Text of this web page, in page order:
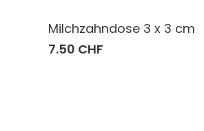
Milchzahndose 3 x 3 cm
7.50 CHF